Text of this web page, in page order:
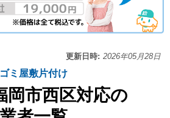
更新日時: 2026年05月28日
ゴミ屋敷片付け
岡市西区対応の